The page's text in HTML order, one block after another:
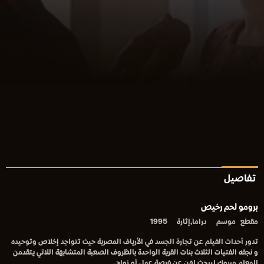
تفاصيل
برومو لحم رخيص
مقطع موسم دراما,إثارة 1995
تدور أحداث الفيلم عن تجارة الجسد في الأرياف المصرية حيث تتواجد إخلاص وتوحيده
و نجفه الفتيات الثلاث بنات القرية الواحدة بالظروف الصعبة المتشابهة اللاتي يتقدمن